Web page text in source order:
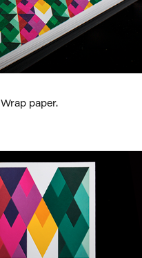
Wrap paper.